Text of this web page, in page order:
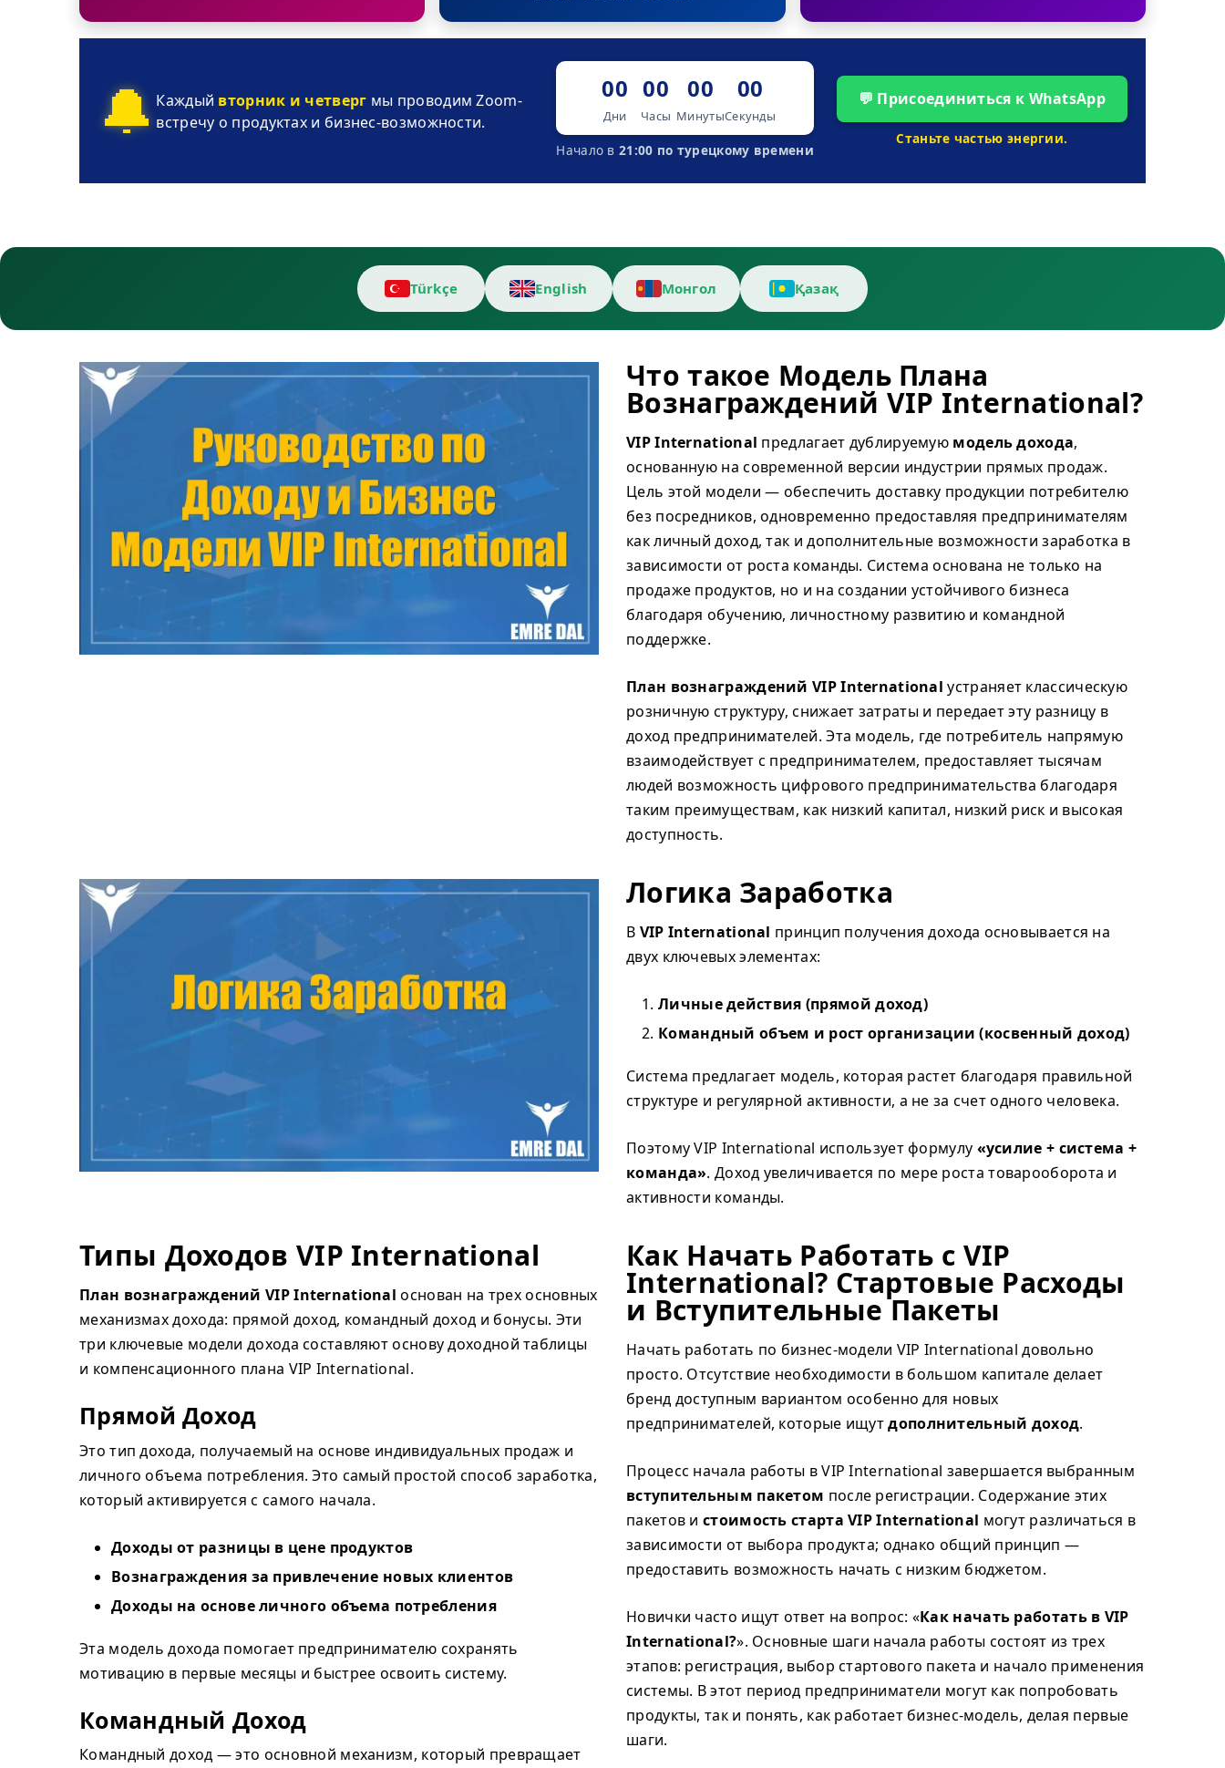
🔔 Каждый вторник и четверг мы проводим Zoom-
встречу о продуктах и бизнес-возможности.
00
Дни
00
Часы
00
Минуты
00
Секунды
Начало в21:00 по турецкому времени
💬 Присоединиться к WhatsApp
Станьте частью энергии.
Türkçe English Монгол Қазақ
Что такое Модель Плана
Вознаграждений VIP International?
VIP International предлагает дублируемую модель дохода,
основанную на современной версии индустрии прямых продаж.
Цель этой модели — обеспечить доставку продукции потребителю
без посредников, одновременно предоставляя предпринимателям
как личный доход, так и дополнительные возможности заработка в
зависимости от роста команды. Система основана не только на
продаже продуктов, но и на создании устойчивого бизнеса
благодаря обучению, личностному развитию и командной
поддержке.
План вознаграждений VIP International устраняет классическую
розничную структуру, снижает затраты и передает эту разницу в
доход предпринимателей. Эта модель, где потребитель напрямую
взаимодействует с предпринимателем, предоставляет тысячам
людей возможность цифрового предпринимательства благодаря
таким преимуществам, как низкий капитал, низкий риск и высокая
доступность.
Логика Заработка
В VIP International принцип получения дохода основывается на
двух ключевых элементах:
Личные действия (прямой доход)
Командный объем и рост организации (косвенный доход)
Система предлагает модель, которая растет благодаря правильной
структуре и регулярной активности, а не за счет одного человека.
Поэтому VIP International использует формулу «усилие + система +
команда». Доход увеличивается по мере роста товарооборота и
активности команды.
Типы Доходов VIP International
План вознаграждений VIP International основан на трех основных
механизмах дохода: прямой доход, командный доход и бонусы. Эти
три ключевые модели дохода составляют основу доходной таблицы
и компенсационного плана VIP International.
Прямой Доход
Это тип дохода, получаемый на основе индивидуальных продаж и
личного объема потребления. Это самый простой способ заработка,
который активируется с самого начала.
Доходы от разницы в цене продуктов
Вознаграждения за привлечение новых клиентов
Доходы на основе личного объема потребления
Эта модель дохода помогает предпринимателю сохранять
мотивацию в первые месяцы и быстрее освоить систему.
Командный Доход
Командный доход — это основной механизм, который превращает
Как Начать Работать с VIP
International? Стартовые Расходы
и Вступительные Пакеты
Начать работать по бизнес-модели VIP International довольно
просто. Отсутствие необходимости в большом капитале делает
бренд доступным вариантом особенно для новых
предпринимателей, которые ищутдополнительный доход.
Процесс начала работы в VIP International завершается выбранным
вступительным пакетом после регистрации. Содержание этих
пакетов истоимость старта VIP International могут различаться в
зависимости от выбора продукта; однако общий принцип —
предоставить возможность начать с низким бюджетом.
Новички часто ищут ответ на вопрос: «Как начать работать в VIP
International?». Основные шаги начала работы состоят из трех
этапов: регистрация, выбор стартового пакета и начало применения
системы. В этот период предприниматели могут как попробовать
продукты, так и понять, как работает бизнес-модель, делая первые
шаги.